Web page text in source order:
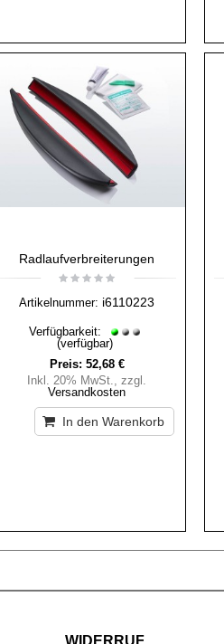
Radlaufverbreiterungen
Artikelnummer: i6110223
Verfügbarkeit:
(verfügbar)
Preis: 52,68 €
Inkl. 20% MwSt.,zzgl.
Versandkosten
In den Warenkorb